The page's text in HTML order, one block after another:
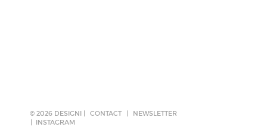
© 2026 DESIGNI | CONTACT
NEWSLETTER
INSTAGRAM